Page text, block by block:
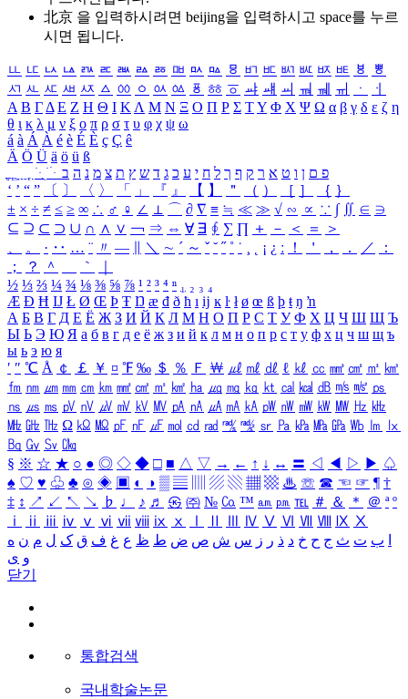
北京 을 입력하시려면 beijing을 입력하시고 space를 누르
시면 됩니다.
ㅥ ㅦ ㅧ ㅨ ㅩ ㅪ ㅫ ㅬ ㅭ ㅮ ㅯ ㅰ ㅱ ㅲ ㅳ ㅴ ㅵ ㅶ ㅷ ㅸ
ㅹ
ㅺ ㅻ ㅼ ㅽ ㅾ ㅿ ㆀ ㆁ ㆂ ㆃ ㆄ ㆅ ㆆ ㆇ ㆈ ㆉ ㆊ ㆋ ㆌ ㆍ
ㆎ
Α Β ΓΔ Ε Ζ Η Θ Ι ΚΛ Μ Ν Ξ Ο Π Ρ Σ ΤΥ Φ Χ Ψ Ω α β γ δ ε ζ η
θ ι κ λ μ ν ξ ο π ρ σ τ υ φ χ ψ ω
á à Á À é è É È ç Ç ê
Ä Ö Ü ä ö ü ß
ִֶֹ ֻּ ׁׂ פ ם ן ו ט א ר ק ף ך ל ח י ע כ ג ד ש ץ ת צ מ נ ה ב
‘ ’ “ ” 〔 〕 〈 〉 「 」 『 』 【 】 ＂ （ ） ［ ］ ｛ ｝
± × ÷ ≠ ≤ ≥ ∞ ∴ ♂ ♀ ∠ ⊥ ⌒ ∂ ∇ ≡ ≒ ≪ ≫ √ ∽ ∝ ∵ ∫ ∬ ∈ ∋
⊆ ⊇ ⊂ ⊃ ∪ ∩ ∧ ∨ ￢ ⇒ ⇔ ∀ ∃ ∮ ∑ ∏ ＋ － ＜ ＝
＞
、
。 · ‥ … ¨ 〃 ― ＼ ∼ ´ ～ ˇ ˘ ˝ ˚ ˙ ¸ ¡ ¿ ː ！ ＇ ， ． ／
：
；
？ ＾ ｀
½ ⅓ ⅔ ¼ ¾ ⅛ ⅜ ⅝ ⅞ ¹ ² ³ ⁴ ⁿ ₁ ₂ ₃ ₄
Æ Ð Ħ Ĳ Ł Ø Œ Þ Ŧ Ŋ æ đ ð ħ ı ĳ ĸ ŀ ł ø œ ß þ ŧ ŋ ŉ
А Б В Г Д Е Ё Ж З И Й К Л М Н О П Р С Т У Ф Х Ц Ч Ш Щ Ъ
Ы Ь Э Ю Я а б в г д е ё ж з и й к л м н о п р с т у ф х ц ч ш щ ъ
ы ь э ю я
′ ″ ℃ Å ￠ ￡ ￥ ¤ ℉ ‰ ＄ ％ Ｆ ￦ ㎕ ㎖ ㎗ ℓ ㎘ ㏄ ㎣ ㎤ ㎥ ㎦
㎙ ㎚ ㎛ ㎜ ㎝ ㎞ ㎟ ㎠ ㎡ ㎢ ㏊ ㎍ ㎎ ㎏ ㏏ ㎈ ㎉ ㏈ ㎧ ㎨ ㎰
㎱ ㎲ ㎳ ㎴ ㎵ ㎶ ㎷ ㎸ ㎹ ㎀ ㎁ ㎂ ㎃ ㎄ ㎺ ㎻ ㎽ ㎾ ㎿ ㎐ ㎑
㎒ ㎓ ㎔ Ω ㏀ ㏁ ㎊ ㎋ ㎌ ㏖ ㏅ ㎭ ㎮ ㎯ ㏛ ㎩ ㎪ ㎫ ㎬ ㏝ ㏐
㏓
㏃ ㏉ ㏜ ㏆
§ ※ ☆ ★ ○ ● ◎ ◇ ◆ □ ■ △ ▽ → ← ↑ ↓ ↔ 〓 ◁ ◀ ▷ ▶ ♤
♠ ♡ ♥ ♧ ♣ ⊙ ◈ ▣ ◐ ◑ ▒ ▤ ▨ ▧ ▦ ▩ ♨ ☏ ☎ ☜ ☞ ¶ †
‡ ↕ ↗ ↙ ↖ ↘ ♭ ♩ ♪ ♬ ㉿ ㈜ № ㏇ ™ ㏂ ㏘ ℡ ＃ ＆ ＊ ＠ ª º
ⅰ
ⅱ ⅲ ⅳ ⅴ ⅵ ⅶ ⅷ ⅸ ⅹ Ⅳ Ⅴ Ⅵ Ⅶ Ⅷ Ⅸ Ⅹ
ب ت ث ج ح خ د ذ ر ز س ش ص ض ط ظ ع غ ف ق ک ل م ن ه
و ی
닫기
통합검색
국내학술논문